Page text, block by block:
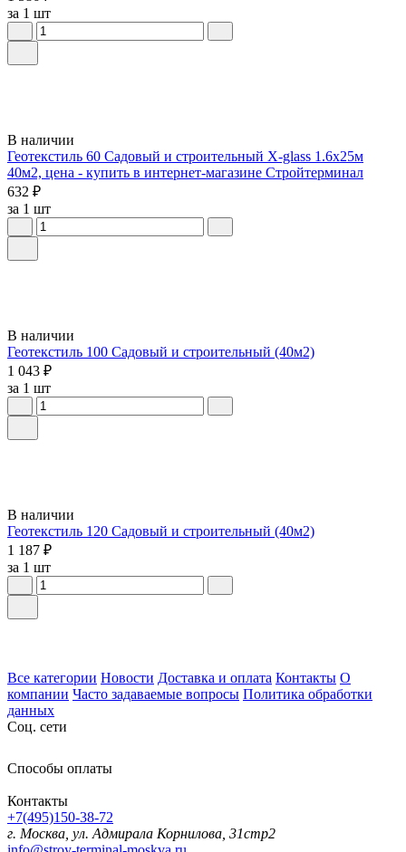
за 1 шт
В наличии
Геотекстиль 60 Садовый и строительный X-glass 1.6х25м
40м2, цена - купить в интернет-магазине Стройтерминал
632 ₽
за 1 шт
В наличии
Геотекстиль 100 Садовый и строительный (40м2)
1 043 ₽
за 1 шт
В наличии
Геотекстиль 120 Садовый и строительный (40м2)
1 187 ₽
за 1 шт
Все категории Новости Доставка и оплата Контакты О
компании Часто задаваемые вопросы Политика обработки
данных
Соц. сети
Способы оплаты
Контакты
+7(495)150-38-72
г. Москва, ул. Адмирала Корнилова, 31стр2